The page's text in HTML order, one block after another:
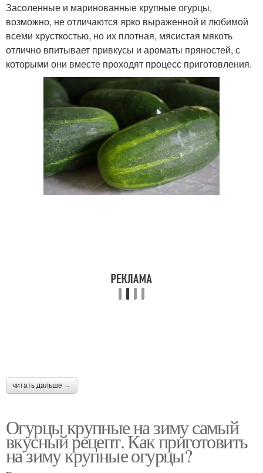
Засоленные и маринованные крупные огурцы,
возможно, не отличаются ярко выраженной и любимой
всеми хрусткостью, но их плотная, мясистая мякоть
отлично впитывает привкусы и ароматы пряностей, с
которыми они вместе проходят процесс приготовления.
читать дальше →
Огурцы крупные на зиму самый
вкусный рецепт. Как приготовить
на зиму крупные огурцы?